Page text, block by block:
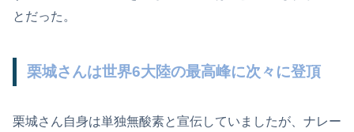
とだった。
栗城さんは世界6大陸の最高峰に次々に登頂
栗城さん自身は単独無酸素と宣伝していましたが、ナレー